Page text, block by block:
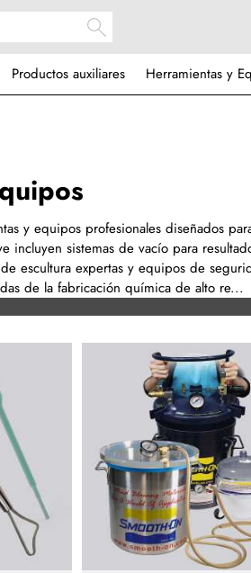
Productos auxiliares Herramientas y
y equipos profesionales diseñados
incluyen sistemas de vacío para
escultura expertas y equipos de
de la fabricación química de alto re...